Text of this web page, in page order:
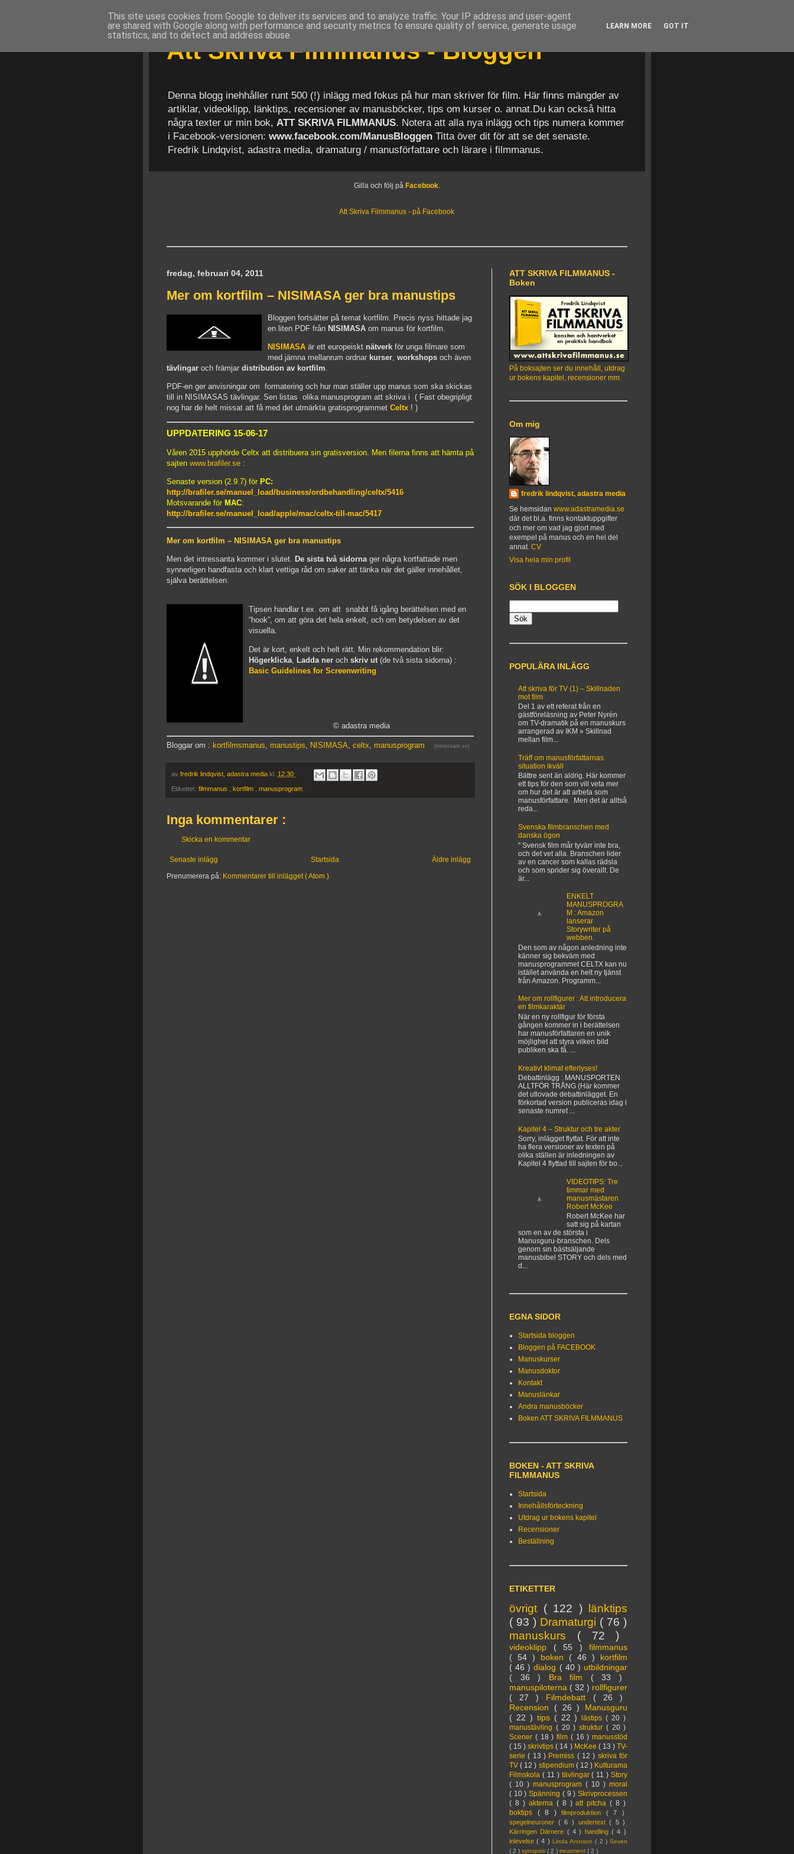
Att Skriva Filmmanus - Bloggen
Denna blogg inehhåller runt 500 (!) inlägg med fokus på hur man skriver för film. Här finns mängder av
artiklar, videoklipp, länktips, recensioner av manusböcker, tips om kurser o. annat.Du kan också hitta
några texter ur min bok, ATT SKRIVA FILMMANUS. Notera att alla nya inlägg och tips numera kommer
i Facebook-versionen: www.facebook.com/ManusBloggen Titta över dit för att se det senaste.
Fredrik Lindqvist, adastra media, dramaturg / manusförfattare och lärare i filmmanus.
Gilla och följ på Facebook.
Att Skriva Filmmanus - på Facebook
fredag, februari 04, 2011
Mer om kortfilm – NISIMASA ger bra manustips
Bloggen fortsätter på temat kortfilm. Precis nyss hittade jag
en liten PDF från NISIMASA om manus för kortfilm.
NISIMASA är ett europeiskt nätverk för unga filmare som
med jämna mellanrum ordnar kurser, workshops och även
tävlingar och främjar distribution av kortfilm.
PDF-en ger anvisningar om formatering och hur man ställer upp manus som ska skickas
till in NISIMASAS tävlingar. Sen listas olika manusprogram att skriva i ( Fast obegripligt
nog har de helt missat att få med det utmärkta gratisprogrammet Celtx ! )
UPPDATERING 15-06-17
Våren 2015 upphörde Celtx att distribuera sin gratisversion. Men filerna finns att hämta på
sajten www.brafiler.se :
Senaste version (2.9.7) för PC:
http://brafiler.se/manuel_load/business/ordbehandling/celtx/5416
Motsvarande för MAC:
http://brafiler.se/manuel_load/apple/mac/celtx-till-mac/5417
Mer om kortfilm – NISIMASA ger bra manustips
Men det intressanta kommer i slutet. De sista två sidornager några kortfattade men
synnerligen handfasta och klart vettiga råd om saker att tänka när det gäller innehållet,
själva berättelsen.
Tipsen handlar t.ex. om att snabbt få igång berättelsen med en
“hook”, om att göra det hela enkelt, och om betydelsen av det
visuella.
Det är kort, enkelt och helt rätt. Min rekommendation blir:
Högerklicka Ladda ner och skriv ut (de två sista sidorna) :
Basic Guidelines for Screenwriting
© adastra media
Bloggar om : kortfilmsmanus, manustips, NISIMASA, celtx, manusprogram (intressant.se)
av fredrik lindqvist, adastra media kl. 12:30
Etiketter: filmmanus kortfilm manusprogram
Inga kommentarer :
Skicka en kommentar
Senaste inlägg Äldre inlägg
Startsida
Prenumerera på: Kommentarer till inlägget ( Atom )
ATT SKRIVA FILMMANUS -
Boken
På boksajten ser du innehåll, utdrag
ur bokens kapitel, recensioner mm.
Om mig
fredrik lindqvist, adastra media
Se hemsidan www.adastramedia.se
där det bl.a. finns kontaktuppgifter
och mer om vad jag gjort med
exempel på manus och en hel del
annat. CV
Visa hela min profil
SÖK I BLOGGEN
POPULÄRA INLÄGG
Att skriva för TV (1) – Skillnaden
mot film
Del 1 av ett referat från en
gästföreläsning av Peter Nyrén
om TV-dramatik på en manuskurs
arrangerad av IKM » Skillnad
mellan film...
Träff om manusförfattarnas
situation ikväll
Bättre sent än aldrig. Här kommer
ett tips för den som vill veta mer
om hur det är att arbeta som
manusförfattare. Men det är alltså
reda...
Svenska filmbranschen med
danska ögon
" Svensk film mår tyvärr inte bra,
och det vet alla. Branschen lider
av en cancer som kallas rädsla
och som sprider sig överallt. De
är...
ENKELT
MANUSPROGRA
M : Amazon
lanserar
Storywriter på
webben.
Den som av någon anledning inte
känner sig bekväm med
manusprogrammet CELTX kan nu
istället använda en helt ny tjänst
från Amazon. Programm...
Mer om rollfigurer : Att introducera
en filmkaraktär
När en ny rollfigur för första
gången kommer in i berättelsen
har manusförfattaren en unik
möjlighet att styra vilken bild
publiken ska få. ...
Kreativt klimat efterlyses!
Debattinlägg : MANUSPORTEN
ALLTFÖR TRÅNG (Här kommer
det utlovade debattinlägget. En
förkortad version publiceras idag i
senaste numret ...
Kapitel 4 – Struktur och tre akter
Sorry, inlägget flyttat. För att inte
ha flera versioner av texten på
olika ställen är inledningen av
Kapitel 4 flyttad till sajten för bo...
VIDEOTIPS: Tre
timmar med
manusmästaren
Robert McKee
Robert McKee har
satt sig på kartan
som en av de största i
Manusguru-branschen. Dels
genom sin bästsäljande
manusbibel STORY och dels med
d...
EGNA SIDOR
Startsida bloggen
Bloggen på FACEBOOK
Manuskurser
Manusdoktor
Kontakt
Manuslänkar
Andra manusböcker
Boken ATT SKRIVA FILMMANUS
BOKEN - ATT SKRIVA
FILMMANUS
Startsida
Innehållsförteckning
Utdrag ur bokens kapitel
Recensioner
Beställning
ETIKETTER
övrigt ( 122 ) länktips
( 93 ) Dramaturgi ( 76 )
manuskurs ( 72 )
videoklipp ( 55 ) filmmanus
( 54 ) boken ( 46 ) kortfilm
( 46 )dialog ( 40 ) utbildningar
( 36 ) Bra film ( 33 )
manuspiloterna ( 32 ) rollfigurer
( 27 ) Filmdebatt ( 26 )
Recension ( 26 ) Manusguru
( 22 ) tips ( 22 )lästips( 20 )
manustävling ( 20 ) struktur ( 20 )
Scener ( 18 ) film ( 16 ) manusstöd
( 15 )skrivtips( 14 ) McKee ( 13 )TV-
serie( 13 ) Premiss ( 12 ) skriva för
TV( 12 ) stipendium ( 12 ) Kulturama
Filmskola ( 11 ) tävlingar( 11 ) Story
( 10 ) manusprogram ( 10 ) moral
( 10 )Spänning ( 9 )Skrivprocessen
( 8 ) akterna ( 8 )att pitcha( 8 )
boktips ( 8 ) filmproduktion ( 7 )
spegelneuroner ( 6 ) undertext( 5 )
Kärringen Därnere ( 4 ) handling( 4 )
inlevelse( 4 ) Linda Aronson( 2 )Seven
( 2 ) synopsis ( 2 ) treatment ( 2 )
This site uses cookies from Google to deliver its services and to analyze traffic. Your IP address and user-agent
are shared with Google along with performance and security metrics to ensure quality of service, generate usage
statistics, and to detect and address abuse.
LEARN MORE GOT IT